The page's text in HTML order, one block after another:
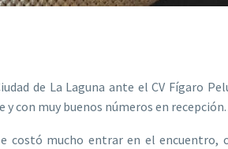
de La Laguna ante el CV Fígaro
con muy buenos números en recepción.
costó mucho entrar en el